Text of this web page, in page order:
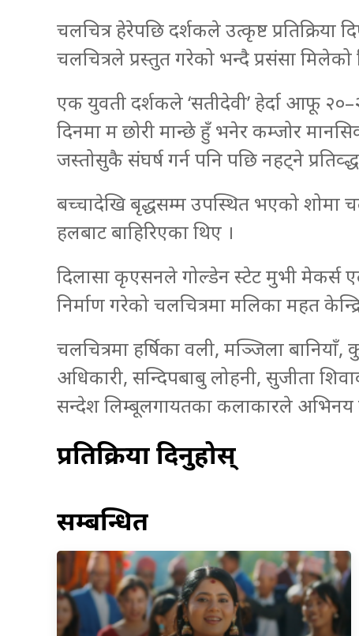
चलचित्र हेरेपछि दर्शकले उत्कृष्ट प्रतिक्रिया
चलचित्रले प्रस्तुत गरेको भन्दै प्रसंसा मिलेको
एक युवती दर्शकले ‘सतीदेवी’ हेर्दा आफू
दिनमा म छोरी मान्छे हुँ भनेर कम्जोर
जस्तोसुकै संघर्ष गर्न पनि पछि नहट्ने
बच्चादेखि बृद्धसम्म उपस्थित भएको
हलबाट बाहिरिएका थिए ।
दिलासा कृएसनले गोल्डेन स्टेट मुभी मेकर्स
निर्माण गरेको चलचित्रमा मलिका महत
चलचित्रमा हर्षिका वली, मञ्जिला
अधिकारी, सन्दिपबाबु लोहनी, सुजीता
सन्देश लिम्बूलगायतका कलाकारले अभिनय
प्रतिक्रिया दिनुहोस्
सम्बन्धित